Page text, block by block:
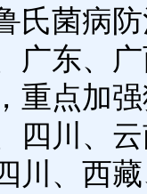
氏菌病
广东、
重点加
四川、
川、西